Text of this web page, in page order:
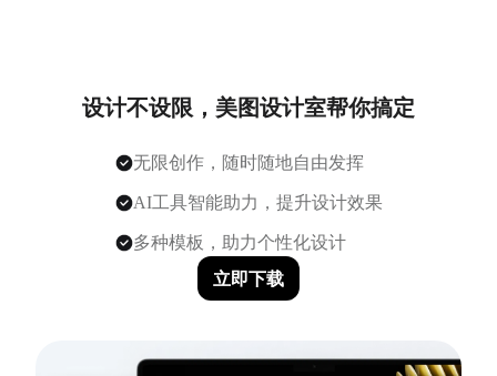
设计不设限，美图设计室帮你搞定
无限创作，随时随地自由发挥
AI工具智能助力，提升设计效果
多种模板，助力个性化设计
立即下载